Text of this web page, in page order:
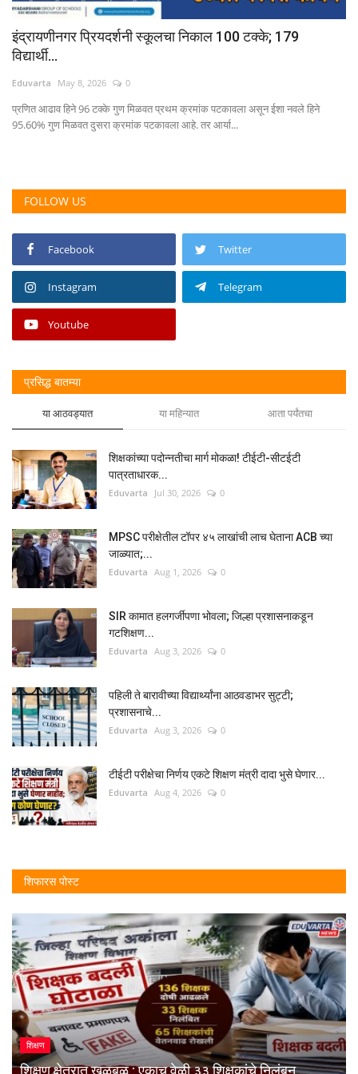
इंद्रायणीनगर प्रियदर्शनी स्कूलचा निकाल 100 टक्के; 179
विद्यार्थी...
Eduvarta May 8, 2026 0
प्रणित आढाव हिने 96 टक्के गुण मिळवत प्रथम क्रमांक पटकावला असून ईशा नवले हिने
95.60% गुण मिळवत दुसरा क्रमांक पटकावला आहे. तर आर्या...
FOLLOW US
Facebook Twitter
Instagram Telegram
Youtube
प्रसिद्ध बातम्या
या आठवड्यात या महिन्यात आता पर्यंतचा
शिक्षकांच्या पदोन्नतीचा मार्ग मोकळा! टीईटी-सीटईटी
पात्रताधारक...
Eduvarta Jul 30, 2026 0
MPSC परीक्षेतील टॉपर ४५ लाखांची लाच घेताना ACB च्या
जाळ्यात;...
Eduvarta Aug 1, 2026 0
SIR कामात हलगर्जीपणा भोवला; जिल्हा प्रशासनाकडून
गटशिक्षण...
Eduvarta Aug 3, 2026 0
पहिली ते बारावीच्या विद्यार्थ्यांना आठवडाभर सुट्टी;
प्रशासनाचे...
Eduvarta Aug 3, 2026 0
टीईटी परीक्षेचा निर्णय एकटे शिक्षण मंत्री दादा भुसे घेणार...
Eduvarta Aug 4, 2026 0
शिफारस पोस्ट
शिक्षण
शिक्षण क्षेत्रात खळबळ : एकाच वेळी ३३ शिक्षकांचे निलंबन,...